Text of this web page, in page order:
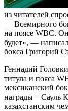
из читателей
— Всемирного
на поясе WBC.
будет», —
бокса Григорий
Геннадий
титула и пояса
мексиканский
награды – Сауль
казахстанским